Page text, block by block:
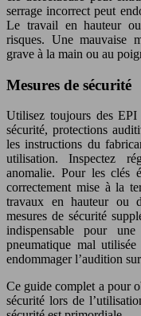
serrage incorrect peut
Le travail en hauteur
risques. Une mauvaise
grave à la main ou au
Mesures de sécurité
Utilisez toujours des EPI
sécurité, protections
les instructions du
utilisation. Inspectez
anomalie. Pour les clés
correctement mise à la
travaux en hauteur ou
mesures de sécurité
indispensable pour
pneumatique mal
endommager l’audition
Ce guide complet a pour
sécurité lors de